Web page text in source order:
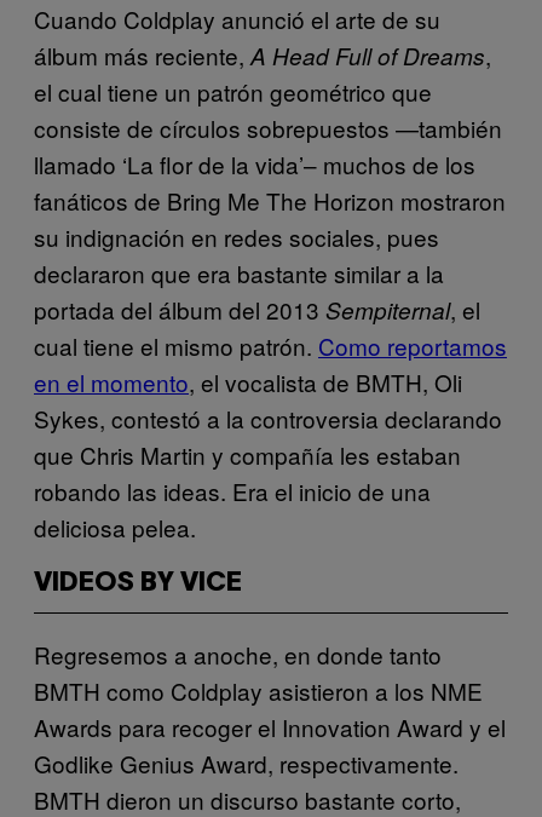
Cuando Coldplay anunció el arte de su
álbum más reciente, A Head Full of Dreams,
el cual tiene un patrón geométrico que
consiste de círculos sobrepuestos —también
llamado ‘La flor de la vida’– muchos de los
fanáticos de Bring Me The Horizon mostraron
su indignación en redes sociales, pues
declararon que era bastante similar a la
portada del álbum del 2013 Sempiternal, el
cual tiene el mismo patrón. Como reportamos
en el momento, el vocalista de BMTH, Oli
Sykes, contestó a la controversia declarando
que Chris Martin y compañía les estaban
robando las ideas. Era el inicio de una
deliciosa pelea.
VIDEOS BY VICE
Regresemos a anoche, en donde tanto
BMTH como Coldplay asistieron a los NME
Awards para recoger el Innovation Award y el
Godlike Genius Award, respectivamente.
BMTH dieron un discurso bastante corto,